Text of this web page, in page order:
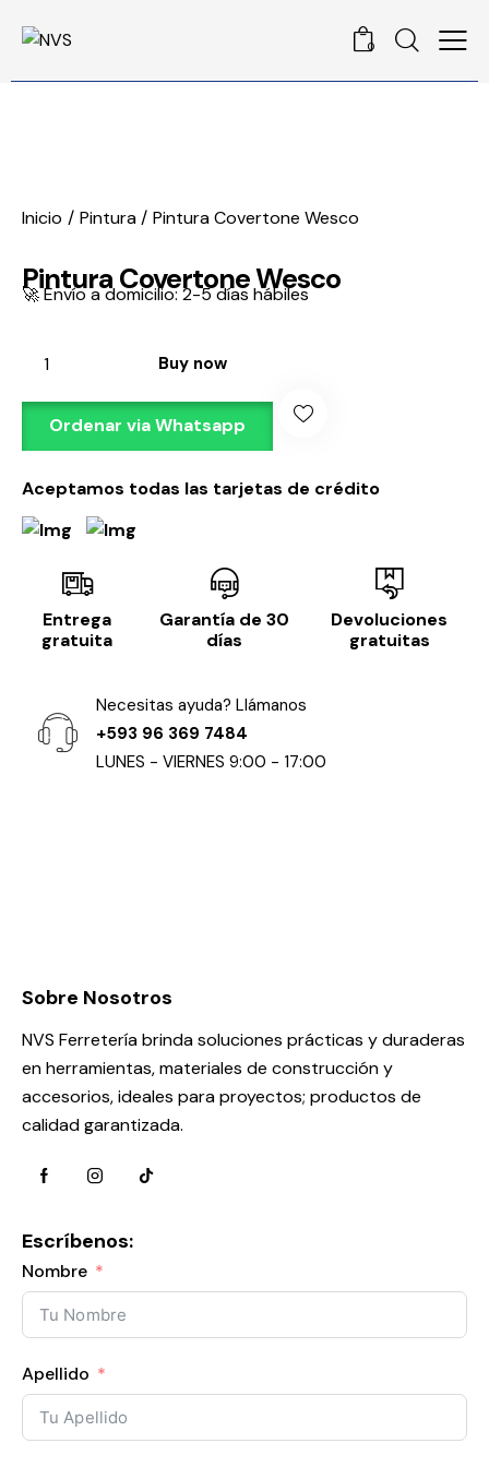
0
Inicio Pintura Pintura Covertone Wesco
Pintura Covertone Wesco
🚀 Envío a domicilio: 2-5 días hábiles
Buy now
Ordenar via Whatsapp
Aceptamos todas las tarjetas de crédito
Entrega
gratuita
Garantía de 30
días
Devoluciones
gratuitas
Necesitas ayuda? Llámanos
+593 96 369 7484
LUNES - VIERNES 9:00 - 17:00
Sobre Nosotros
NVS Ferretería brinda soluciones prácticas y duraderas
en herramientas, materiales de construcción y
accesorios, ideales para proyectos; productos de
calidad garantizada.
Escríbenos:
Nombre
Apellido